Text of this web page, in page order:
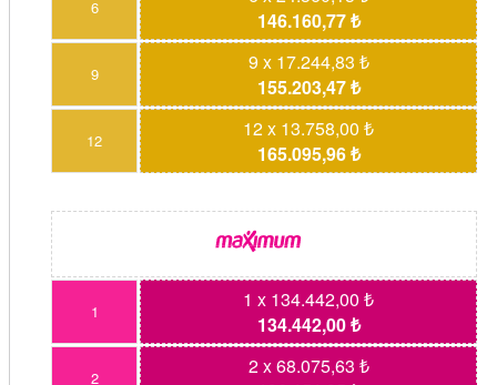
6
146.160,77 ₺
9
9 x 17.244,83 ₺
155.203,47 ₺
12
12 x 13.758,00 ₺
165.095,96 ₺
1
1 x 134.442,00 ₺
134.442,00 ₺
2
2 x 68.075,63 ₺